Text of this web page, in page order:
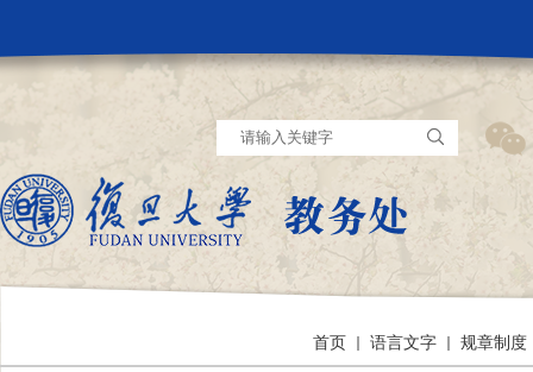
首页 语言文字 规章制度